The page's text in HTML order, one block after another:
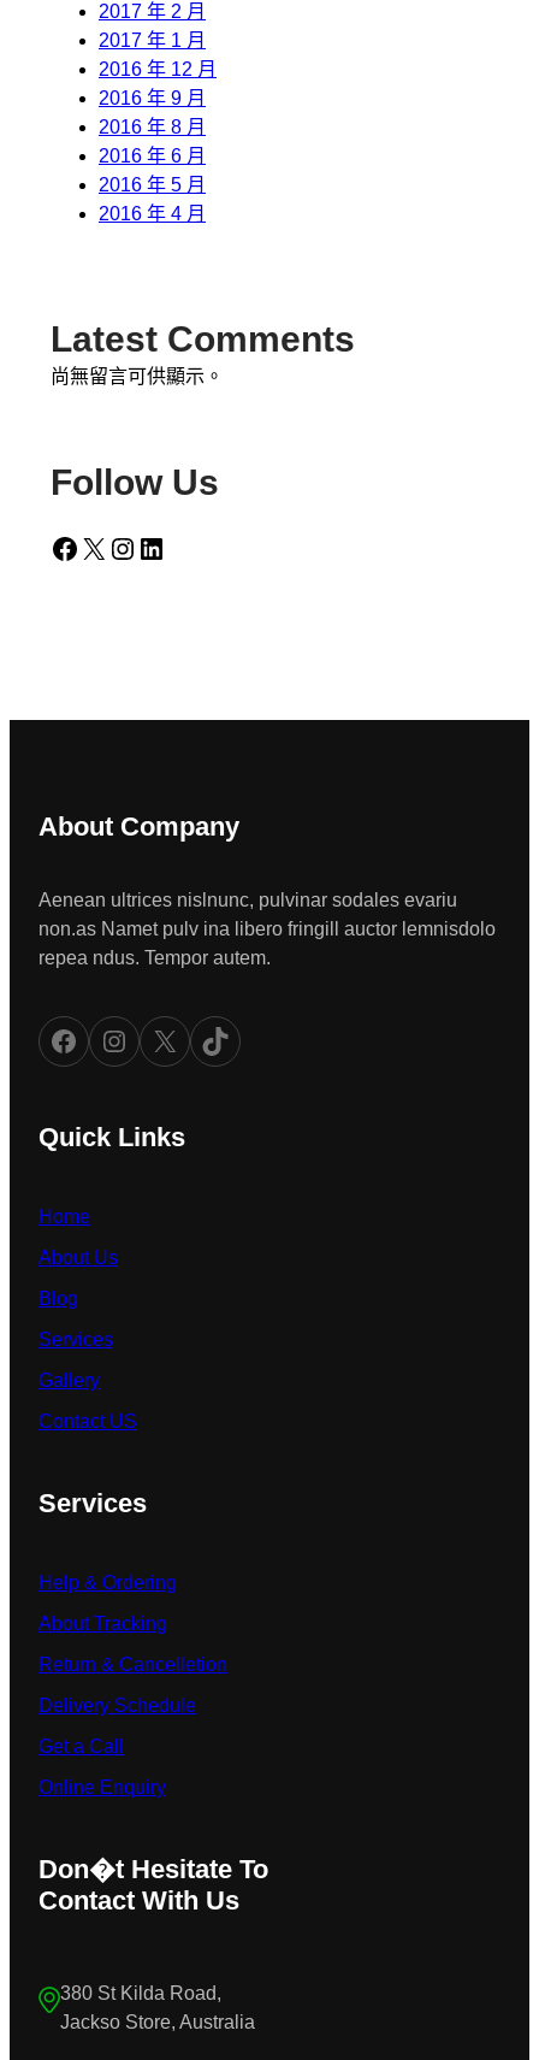
2017 年 2 月
2017 年 1 月
2016 年 12 月
2016 年 9 月
2016 年 8 月
2016 年 6 月
2016 年 5 月
2016 年 4 月
Latest Comments
尚無留言可供顯示。
Follow Us
Facebook X Instagram LinkedIn
About Company
Aenean ultrices nislnunc, pulvinar sodales evariu
non.as Namet pulv ina libero fringill auctor lemnisdolo
repea ndus. Tempor autem.
Facebook Instagram X TikTok
Quick Links
Home
About Us
Blog
Services
Gallery
Contact US
Services
Help & Ordering
About Tracking
Return & Cancelletion
Delivery Schedule
Get a Call
Online Enquiry
Don�t Hesitate To
Contact With Us
380 St Kilda Road,
Jackso Store, Australia